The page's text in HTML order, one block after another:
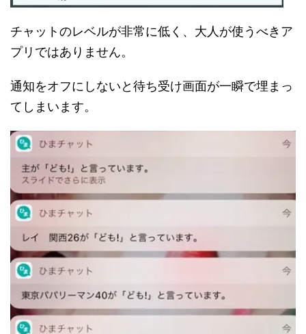
チャットのレベルが非常に低く、大人が使うべきア
プリではありません。
通知をオフにしないと待ち受け画面が一瞬で埋まっ
てしまいます。